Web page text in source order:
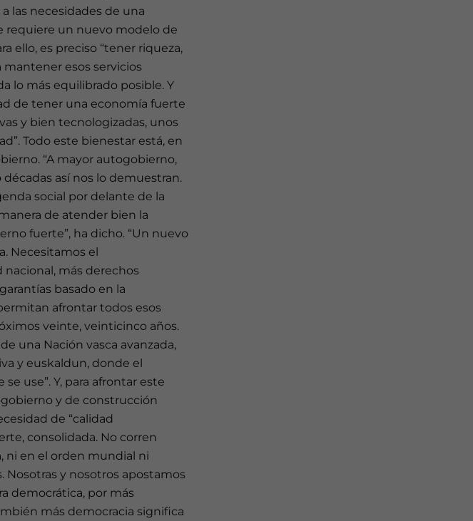
las necesidades de una
requiere un nuevo modelo de
ello, es preciso “tener riqueza,
mantener esos servicios
lo más equilibrado posible. Y
de tener una economía fuerte
y bien tecnologizadas, unos
Todo este bienestar está, en
“A mayor autogobierno,
así nos lo demuestran.
social por delante de la
de atender bien la
fuerte”, ha dicho. “Un nuevo
Necesitamos el
más derechos
basado en la
afrontar todos esos
veinte, veinticinco años.
una Nación vasca avanzada,
y euskaldun, donde el
use”. Y, para afrontar este
y de construcción
de “calidad
consolidada. No corren
ni en el orden mundial ni
Nosotras y nosotros apostamos
democrática, por más
más democracia significa